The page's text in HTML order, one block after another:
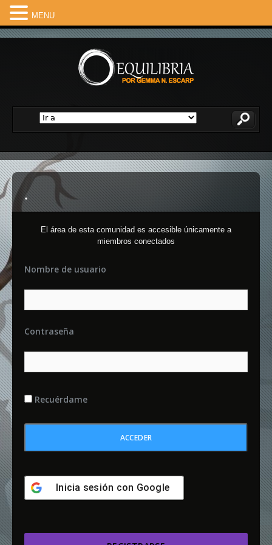
El área de esta comunidad es accesible únicamente a
miembros conectados
Nombre de usuario
Contraseña
Recuérdame
Inicia sesión con Google
MENU